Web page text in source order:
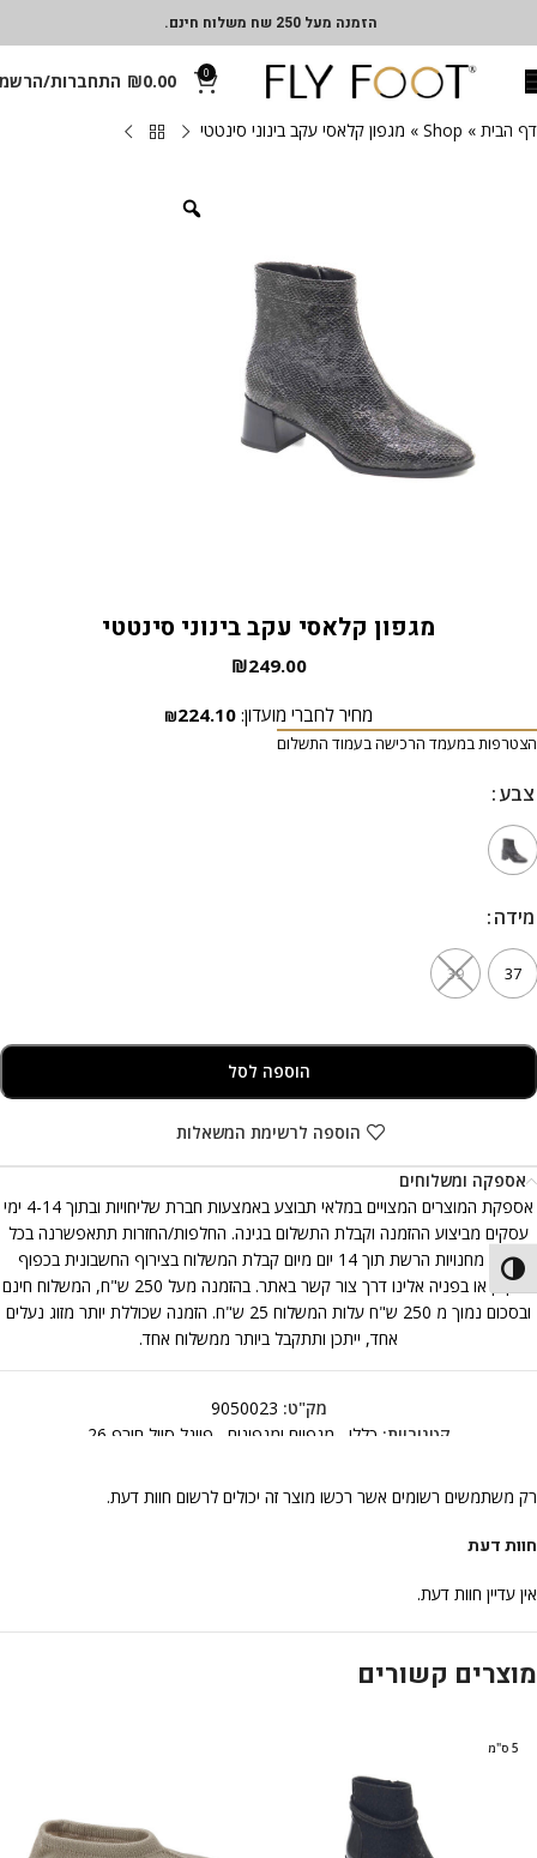
הפעל/כבה ניגודיות גבוהה
הזמנה מעל 250 שח משלוח חינם.
0
₪0.00 התחברות/
דף הבית »
Shop
» מגפון קלאסי עקב בינוני סינטטי
מגפון קלאסי עקב בינוני סינטטי
₪249.00
מחיר לחברי מועדון: ₪224.10
הצטרפות במעמד הרכישה בעמוד התשלום
צבע
מידה
37
39
הוספה לסל
הוספה לרשימת המשאלות
אספקה ומשלוחים
אספקת המוצרים המצויים במלאי תבוצע באמצעות חברת שליחויות ובתוך 4-14 ימי
עסקים מביצוע ההזמנה וקבלת התשלום בגינה. החלפות/החזרות תתאפשרנה בכל
אחת מחנויות הרשת תוך 14 יום מיום קבלת המשלוח בצירוף החשבונית בכפוף
לתקנון או בפניה אלינו דרך צור קשר באתר. בהזמנה מעל 250 ש"ח, המשלוח חינם
ובסכום נמוך מ 250 ש"ח עלות המשלוח 25 ש"ח. הזמנה שכוללת יותר מזוג נעלים
אחד, ייתכן ותתקבל ביותר ממשלוח אחד.
מק"ט: 9050023
קטגוריות: כללי מגפיים ומגפונים פיינל סייל חורף 26
חוות דעת
אין עדיין חוות דעת.
רק משתמשים רשומים אשר רכשו מוצר זה יכולים לרשום חוות דעת.
מוצרים קשורים
5 ס"מ